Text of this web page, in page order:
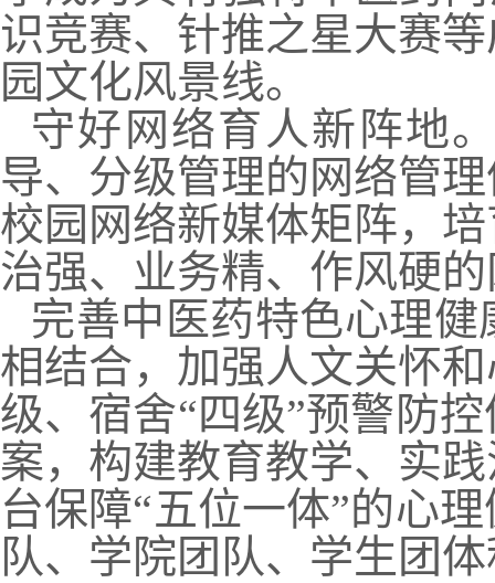
识竞赛、针推之星大赛
园文化风景线。
守好网络育人新阵地
导、分级管理的网络管
校园网络新媒体矩阵，
治强、业务精、作风硬
完善中医药特色心理
相结合，加强人文关怀
级、宿舍“四级”预警防
案，构建教育教学、实
台保障“五位一体”的心
队、学院团队、学生团